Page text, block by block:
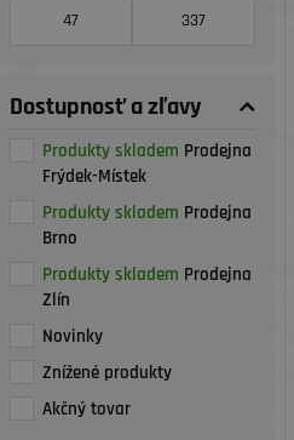
Dostupnosť a zľavy
Produkty skladem Prodejna
Frýdek-Místek
Produkty skladem Prodejna
Brno
Produkty skladem Prodejna
Zlín
Novinky
Znížené produkty
Akčný tovar